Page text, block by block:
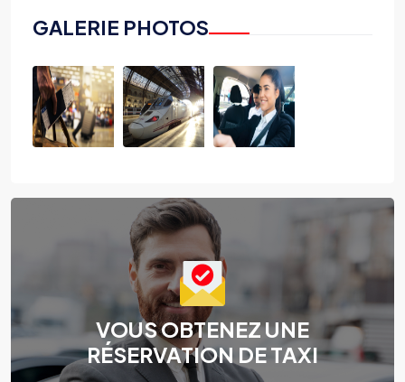
GALERIE PHOTOS
VOUS OBTENEZ UNE
RÉSERVATION DE TAXI